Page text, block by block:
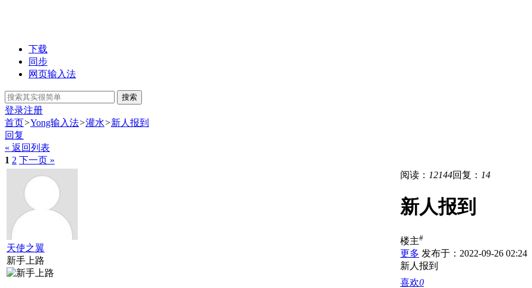
下载
同步
网页输入法
搜索
登录注册
首页>Yong输入法>灌水>新人报到
回复
« 返回列表
1 2 下一页 »
天使之翼
新手上路
阅读： 12144回复： 14
新人报到
楼主#
更多 发布于：2022-09-26 02:24
新人报到
喜欢0